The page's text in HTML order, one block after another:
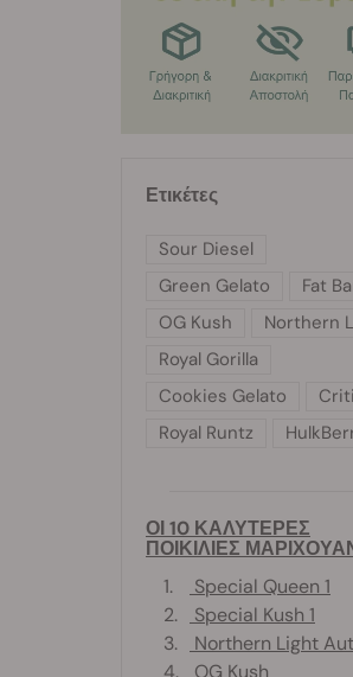
Ετικέτες
Sour Diesel
Green Gelato
Fat
OG Kush
Northern
Royal Gorilla
Cookies Gelato
Royal Runtz
ΟΙ 10 ΚΑΛΥΤΕΡΕΣ
ΠΟΙΚΙΛΙΕΣ
1.
Special Queen 1
2.
Special Kush 1
3.
Northern Light
4.
OG Kush